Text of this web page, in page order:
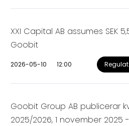
XXI Capital AB assumes SEK
Goobit
2026-05-10 12:00
Goobit Group AB publicerar
2025/2026, 1 november 2025